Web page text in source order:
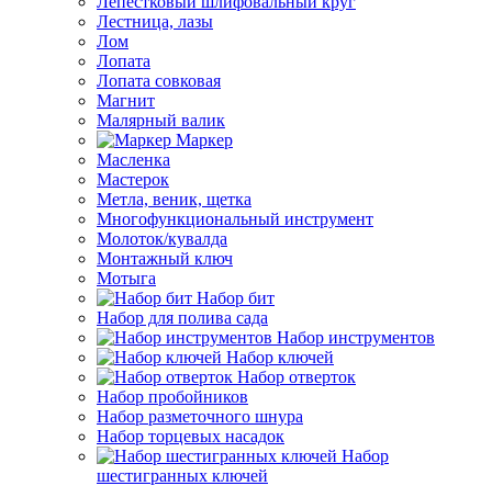
Лестница, лазы
Лом
Лопата
Лопата совковая
Магнит
Малярный валик
Маркер
Масленка
Мастерок
Метла, веник, щетка
Многофункциональный инструмент
Молоток/кувалда
Монтажный ключ
Мотыга
Набор бит
Набор для полива сада
Набор инструментов
Набор ключей
Набор отверток
Набор пробойников
Набор разметочного шнура
Набор торцевых насадок
Набор
шестигранных ключей